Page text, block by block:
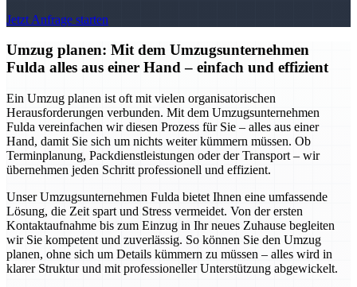
Jetzt Anfrage starten
Umzug planen: Mit dem Umzugsunternehmen
Fulda alles aus einer Hand – einfach und effizient
Ein Umzug planen ist oft mit vielen organisatorischen
Herausforderungen verbunden. Mit dem Umzugsunternehmen
Fulda vereinfachen wir diesen Prozess für Sie – alles aus einer
Hand, damit Sie sich um nichts weiter kümmern müssen. Ob
Terminplanung, Packdienstleistungen oder der Transport – wir
übernehmen jeden Schritt professionell und effizient.
Unser Umzugsunternehmen Fulda bietet Ihnen eine umfassende
Lösung, die Zeit spart und Stress vermeidet. Von der ersten
Kontaktaufnahme bis zum Einzug in Ihr neues Zuhause begleiten
wir Sie kompetent und zuverlässig. So können Sie den Umzug
planen, ohne sich um Details kümmern zu müssen – alles wird in
klarer Struktur und mit professioneller Unterstützung abgewickelt.